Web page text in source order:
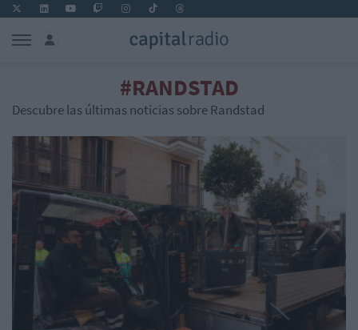
#RANDSTAD
Descubre las últimas noticias sobre Randstad